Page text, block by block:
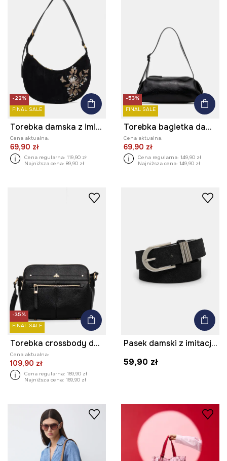
-22%
FINAL SALE
Torebka damska z imitacji zamszu
Cena aktualna:
69,90 zł
Cena regularna: 119,90 zł
Najniższa cena: 89,90 zł
-53%
FINAL SALE
Torebka bagietka damska
Cena aktualna:
69,90 zł
Cena regularna: 149,90 zł
Najniższa cena: 149,90 zł
-35%
FINAL SALE
Torebka crossbody damska
Cena aktualna:
109,90 zł
Cena regularna: 169,90 zł
Najniższa cena: 169,90 zł
Pasek damski z imitacji skóry kolor czarny
59,90 zł